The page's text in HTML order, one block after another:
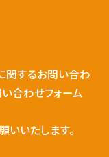
関するお問い合わ
合わせフォーム
いたします。